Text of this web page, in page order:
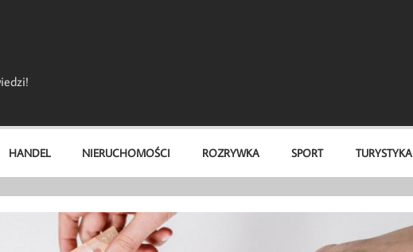
HANDEL NIERUCHOMOŚCI ROZRYWKA SPORT TURYSTYKA